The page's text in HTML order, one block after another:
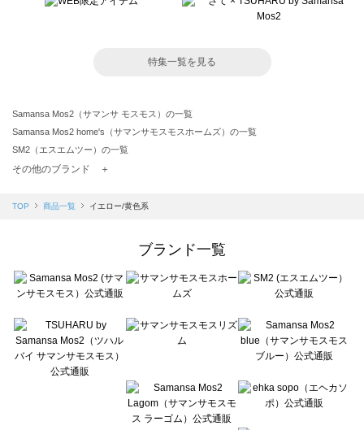
特集一覧を見る
Samansa Mos2（サマンサ モスモス）の一覧
Samansa Mos2 home's（サマンサモスモスホームズ）の一覧
SM2（エスエムツー）の一覧
TSUHARU by Samansa Mos2（ツハルバイサマンサモスモス）の一覧
Samansa Mos2 blue（サマンサモスモス ブルー）の一覧
Te chichi（テチチ）の一覧
Te chichi CLASSIC（テチチ クラシック）の一覧
Lugnoncure（ルノンキュール）の一覧
BETTY'S BLUE（べティーズブルー）の一覧
Wpc.（ワールドパーティー）の一覧
その他のブランド ＋
TOP 商品一覧 イエロー/黄色系
ブランド一覧